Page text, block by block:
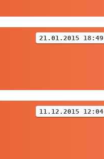
21.01.2015 18:49
11.12.2015 12:04